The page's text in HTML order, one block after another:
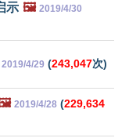
示 🖼️ 2019/4/30
2019/4/29 (243,047次)
2019/4/28 (229,634